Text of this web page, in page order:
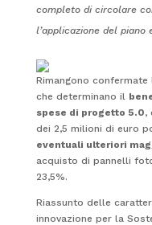
completo di circolare
l’applicazione del piano
Rimangono
che determinano il
spese di progetto 5.0,
dei 2,5 milioni di euro
eventuali ulteriori
acquisto di pannelli
23,5%.
Riassunto delle
innovazione per la